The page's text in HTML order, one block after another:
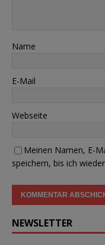
Name
E-Mail
Webseite
Meinen Namen, E-
speichern, bis ich
NEWSLETTER